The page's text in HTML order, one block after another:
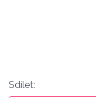
Sdílet: